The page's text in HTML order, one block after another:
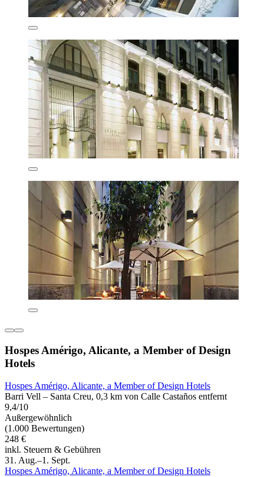
Hospes Amérigo, Alicante, a Member of Design
Hotels
Hospes Amérigo, Alicante, a Member of Design Hotels
Barri Vell – Santa Creu, 0,3 km von Calle Castaños entfernt
9,4/10
Außergewöhnlich
(1.000 Bewertungen)
248 €
inkl. Steuern & Gebühren
31. Aug.–1. Sept.
Hospes Amérigo, Alicante, a Member of Design Hotels